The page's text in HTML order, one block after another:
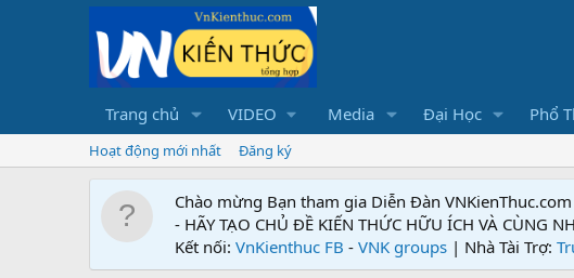
Trang chủ VIDEO Media Đại Học Phổ
Hoạt động mới nhất Đăng ký
Chào mừng Bạn tham gia Diễn Đàn
- HÃY TẠO CHỦ ĐỀ KIẾN THỨC HỮU ÍCH VÀ CÙNG
Kết nối: VnKienthuc FB - VNK groups | Nhà Tài Trợ: